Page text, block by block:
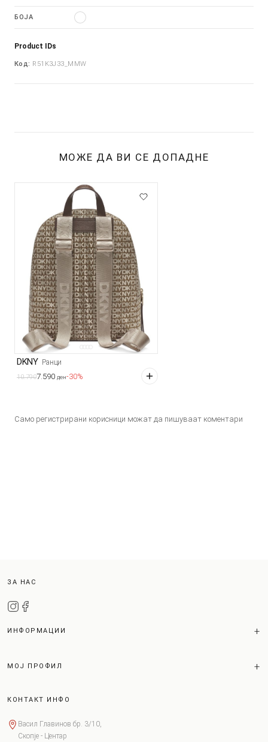
БОЈА
Product IDs
Код: R51K3J33_MMW
МОЖЕ ДА ВИ СЕ ДОПАДНЕ
DKNY Ранци
10.7907.590 ден-30%
Само регистрирани корисници можат да пишуваат коментари
ЗА НАС
ИНФОРМАЦИИ
МОЈ ПРОФИЛ
КОНТАКТ ИНФО
Васил Главинов бр. 3/10,
Скопје - Центар